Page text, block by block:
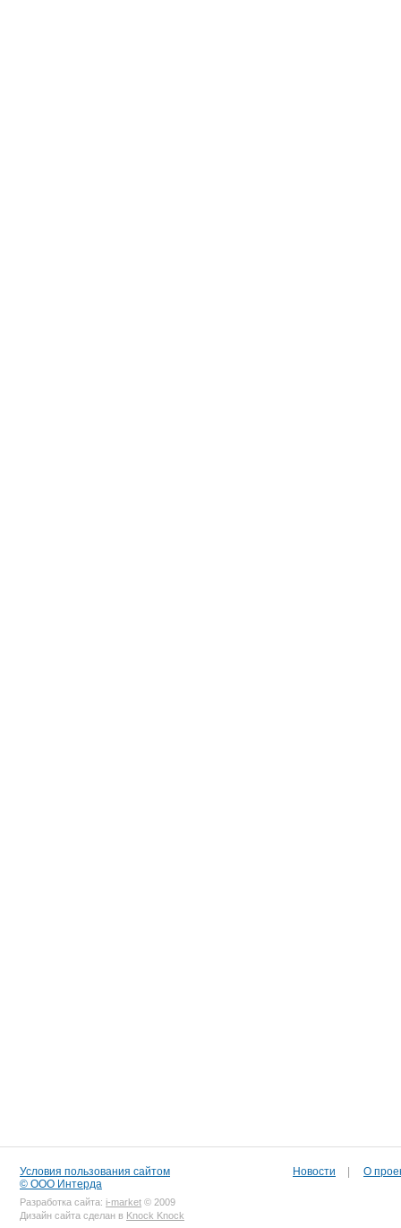
Условия пользования сайтом
© ООО Интерда
Разработка сайта: i-market © 2009
Дизайн сайта сделан в Knock Knock
Новости О